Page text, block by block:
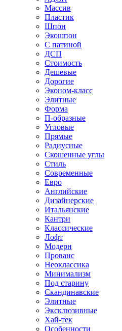
Массив
Пластик
Шпон
Экошпон
С патиной
ДСП
Стоимость
Дешевые
Дорогие
Эконом-класс
Элитные
Форма
П-образные
Угловые
Прямые
Радиусные
Скошенные углы
Стиль
Современные
Евро
Английские
Дизайнерские
Итальянские
Кантри
Классические
Лофт
Модерн
Прованс
Неоклассика
Минимализм
Под старину
Скандинавские
Элитные
Эксклюзивные
Хай-тек
Особенности